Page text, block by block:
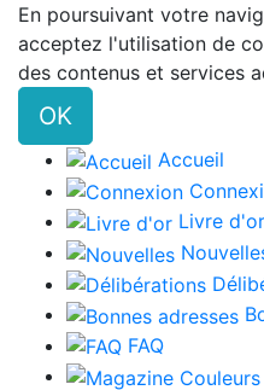
En poursuivant votre
acceptez l'utilisation de
des contenus et services
OK
Accueil
Livre d'or
FAQ